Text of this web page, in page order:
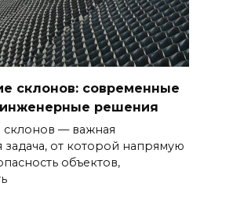
склонов: современные
решения
— важная
от которой напрямую
объектов,